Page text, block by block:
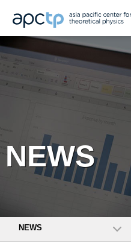
NEWS
NEWS